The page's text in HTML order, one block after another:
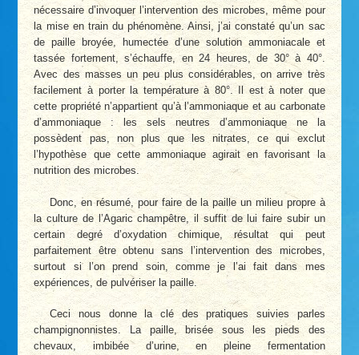
nécessaire d’invoquer l’intervention des microbes, même pour
la mise en train du phénomène. Ainsi, j’ai constaté qu’un sac
de paille broyée, humectée d’une solution ammoniacale et
tassée fortement, s’échauffe, en 24 heures, de 30° à 40°.
Avec des masses un peu plus considérables, on arrive très
facilement à porter la température à 80°. Il est à noter que
cette propriété n’appartient qu’à l’ammoniaque et au carbonate
d’ammoniaque : les sels neutres d’ammoniaque ne la
possèdent pas, non plus que les nitrates, ce qui exclut
l’hypothèse que cette ammoniaque agirait en favorisant la
nutrition des microbes.
Donc, en résumé, pour faire de la paille un milieu propre à
la culture de l’Agaric champêtre, il suffit de lui faire subir un
certain degré d’oxydation chimique, résultat qui peut
parfaitement être obtenu sans l’intervention des microbes,
surtout si l’on prend soin, comme je l’ai fait dans mes
expériences, de pulvériser la paille.
Ceci nous donne la clé des pratiques suivies parles
champignonnistes. La paille, brisée sous les pieds des
chevaux, imbibée d’urine, en pleine fermentation